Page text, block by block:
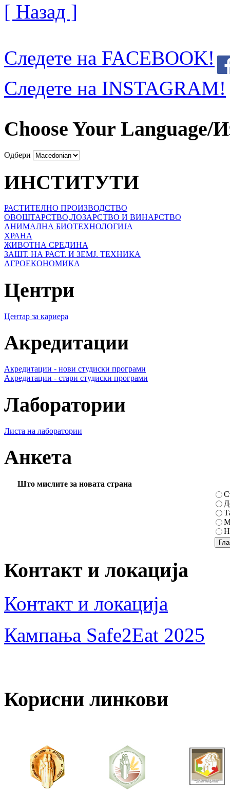
[ Назад ]
Следете на FACEBOOK!
Следете на INSTAGRAM!
Choose Your Language/
Одбери
ИНСТИТУТИ
РАСТИТЕЛНО ПРОИЗВОДСТВО
ОВОШТАРСТВО,ЛОЗАРСТВО И ВИНАРСТВО
АНИМАЛНА БИОТЕХНОЛОГИЈА
ХРАНА
ЖИВОТНА СРЕДИНА
ЗАШТ. НА РАСТ. И ЗЕМЈ. ТЕХНИКА
АГРОЕКОНОМИКА
Центри
Центар за кариера
Акредитации
Акредитации - нови студиски програми
Акредитации - стари студиски програми
Лаборатории
Листа на лаборатории
Анкета
Што мислите за новата страна
Контакт и локација
Контакт и локација
Кампања Safe2Eat 2025
Корисни линкови